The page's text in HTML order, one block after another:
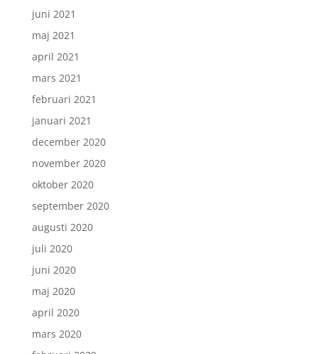
juni 2021
maj 2021
april 2021
mars 2021
februari 2021
januari 2021
december 2020
november 2020
oktober 2020
september 2020
augusti 2020
juli 2020
juni 2020
maj 2020
april 2020
mars 2020